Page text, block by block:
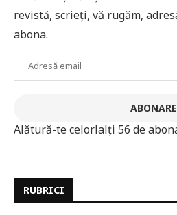
revistă, scrieți, vă rugăm,
abona.
Adresă
ABONARE
Alătură-te celorlalți 56 de
RUBRICI